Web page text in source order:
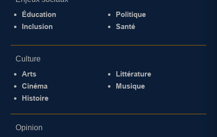
Éducation
Inclusion
Politique
Santé
Culture
Arts
Cinéma
Histoire
Littérature
Musique
Opinion